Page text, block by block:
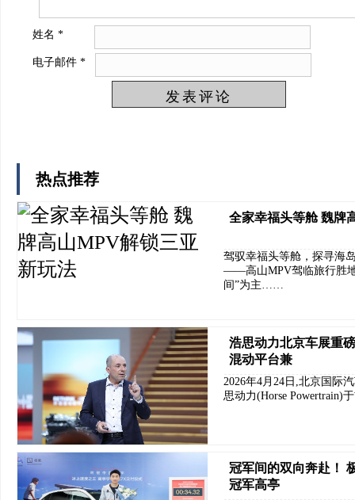
姓名 *
电子邮件 *
热点推荐
全家幸福头等舱 魏牌
驾驭幸福头等舱，探寻海
——高山MPV驾临旅行胜
间”为主……
浩思动力北京车展重
混动平台兼
2026年4月24日,北京国际
思动力(Horse
冠军间的双向奔赴！
冠军高亭